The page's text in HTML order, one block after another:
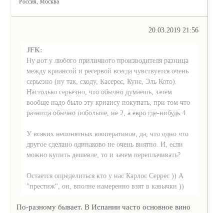
Россия, Москва
20.03.2019 21:56
JFK:
Ну вот у любого приличного производителя разница
между криансой и ресервой всегда чувствуется очень
серьезно (ну так, сходу, Касерес, Куне, Эль Кото).
Настолько серьезно, что обычно думаешь, зачем
вообще надо было эту криансу покупать, при том что
разница обычно побольше, не 2, а евро где-нибудь 4.
У всяких непонятных кооперативов, да, что одно что
другое сделано одинаково не очень внятно. И, если
можно купить дешевле, то и зачем переплачивать?
Остается определиться кто у нас Карлос Серрес )) А
"престиж", он, вполне намеренно взят в кавычки ))
По-разному бывает. В Испании часто основное вино